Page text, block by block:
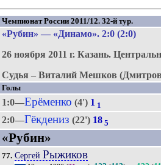
Чемпионат России 2011/12. 32-й тур.
«Рубин» — «Динамо». 2:0 (2:0)
26 ноября 2011 г. Казань.
Судья – Виталий Мешков
Голы
1:0—Ерёменко (4') 1 1
2:0—Гёкдениз (22') 18 5
«Рубин»
77. Сергей Рыжиков